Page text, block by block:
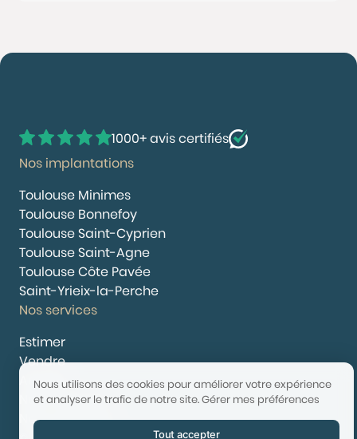
1000+ avis certifiés
Nos implantations
Toulouse Minimes
Toulouse Bonnefoy
Toulouse Saint-Cyprien
Toulouse Saint-Agne
Toulouse Côte Pavée
Saint-Yrieix-la-Perche
Nos services
Estimer
Vendre
Acheter
Nous rejoindre
Nous contacter
Nous utilisons des cookies pour améliorer votre expérience
et analyser le trafic de notre site.Gérer mes préférences
Tout accepter